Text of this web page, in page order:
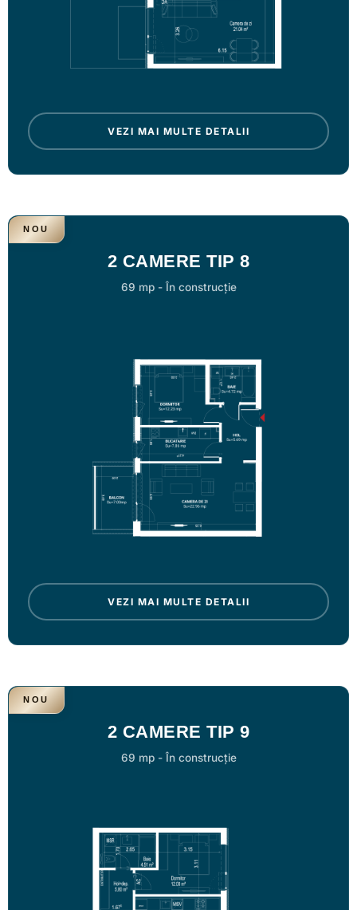
VEZI MAI MULTE DETALII
NOU
2 CAMERE TIP 8
69 mp -În construcție
VEZI MAI MULTE DETALII
NOU
2 CAMERE TIP 9
69 mp -În construcție